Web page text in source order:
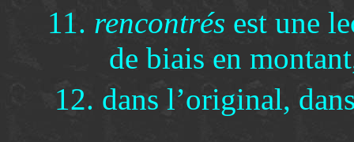
11. rencontrés est une
de biais en
12. dans l’original,